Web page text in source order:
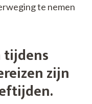
te nemen
zijn